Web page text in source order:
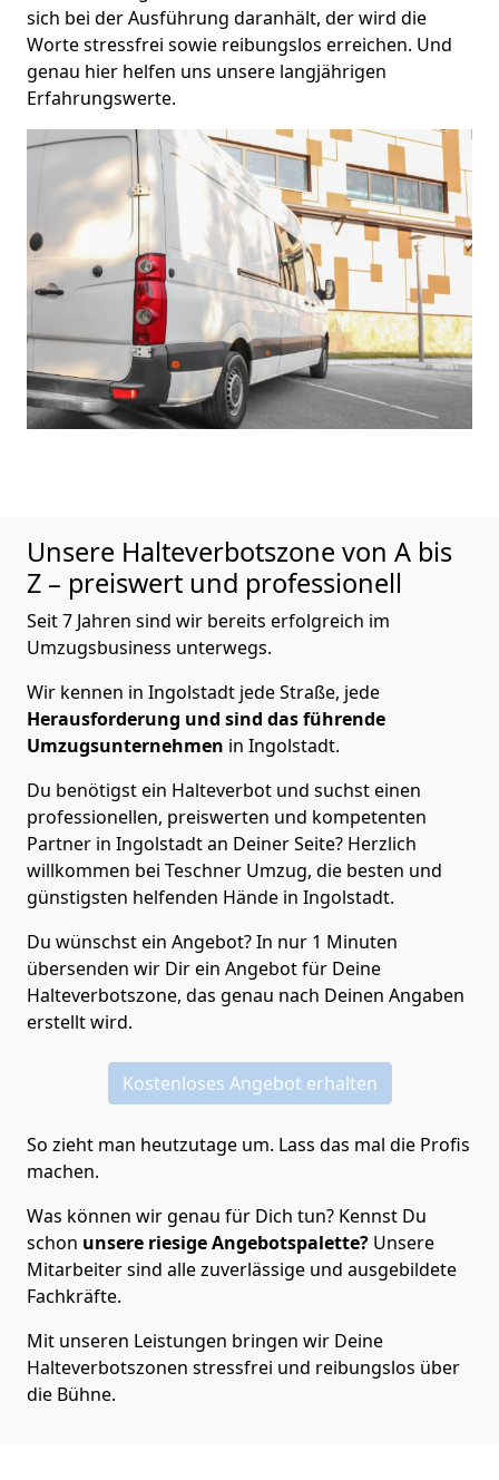
sich bei der Ausführung daranhält, der wird die
Worte stressfrei sowie reibungslos erreichen. Und
genau hier helfen uns unsere langjährigen
Erfahrungswerte.
Unsere Halteverbotszone von A bis
Z – preiswert und professionell
Seit 7 Jahren sind wir bereits erfolgreich im
Umzugsbusiness unterwegs.
Wir kennen in Ingolstadt jede Straße, jede
Herausforderung und sind das führende
Umzugsunternehmen in Ingolstadt.
Du benötigst ein Halteverbot und suchst einen
professionellen, preiswerten und kompetenten
Partner in Ingolstadt an Deiner Seite? Herzlich
willkommen bei Teschner Umzug, die besten und
günstigsten helfenden Hände in Ingolstadt.
Du wünschst ein Angebot? In nur 1 Minuten
übersenden wir Dir ein Angebot für Deine
Halteverbotszone, das genau nach Deinen Angaben
erstellt wird.
Kostenloses Angebot erhalten
So zieht man heutzutage um. Lass das mal die Profis
machen.
Was können wir genau für Dich tun? Kennst Du
schon unsere riesige Angebotspalette? Unsere
Mitarbeiter sind alle zuverlässige und ausgebildete
Fachkräfte.
Mit unseren Leistungen bringen wir Deine
Halteverbotszonen stressfrei und reibungslos über
die Bühne.